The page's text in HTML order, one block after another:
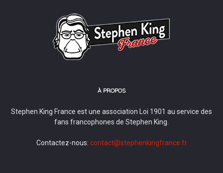
À PROPOS
Stephen King France est une association Loi 1901 au service des
fans francophones de Stephen King.
Contactez-nous: contact@stephenkingfrance.fr